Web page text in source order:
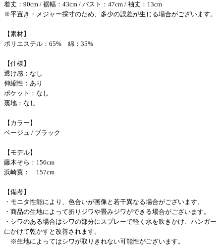
着丈：90cm / 裾幅：43cm / バスト：47cm / 袖丈：13cm
※平置き・メジャー採寸のため、多少の誤差が生じる場合がございます。
【素材】
ポリエステル：65% 綿：35%
【仕様】
透け感：なし
伸縮性：あり
ポケット：なし
裏地：なし
【カラー】
ベージュ / ブラック
【モデル】
藤木そら：156cm
浜崎翼： 157cm
【備考】
・モニタ性能により、色合いが画像と若干異なる場合がございます。
・商品の生地によって折りジワや畳みジワができる場合がございます。
・シワのある場合はシワの部分にスプレーで軽く水を吹きかけ、ハンガー
にかけて乾かすと改善されます。
※生地によってはシワが取りきれない可能性がございます。